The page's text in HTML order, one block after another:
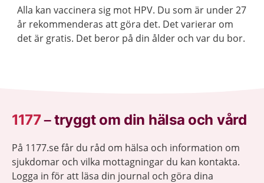
Alla kan vaccinera sig mot HPV. Du som är under 27
år rekommenderas att göra det. Det varierar om
det är gratis. Det beror på din ålder och var du bor.
1177–tryggt om din hälsa och vård
På 1177.se får du råd om hälsa och information om
sjukdomar och vilka mottagningar du kan kontakta.
Logga in för att läsa din journal och göra dina